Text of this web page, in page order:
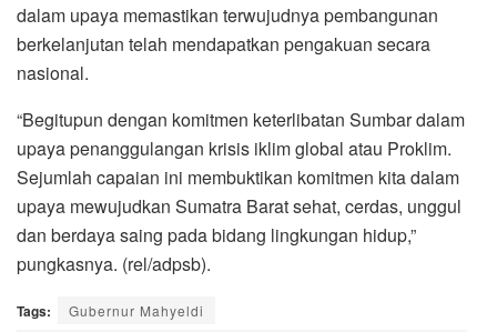
dalam upaya memastikan terwujudnya pembangunan
berkelanjutan telah mendapatkan pengakuan secara
nasional.
“Begitupun dengan komitmen keterlibatan Sumbar dalam
upaya penanggulangan krisis iklim global atau Proklim.
Sejumlah capaian ini membuktikan komitmen kita dalam
upaya mewujudkan Sumatra Barat sehat, cerdas, unggul
dan berdaya saing pada bidang lingkungan hidup,”
pungkasnya. (rel/adpsb).
Tags:
Gubernur Mahyeldi